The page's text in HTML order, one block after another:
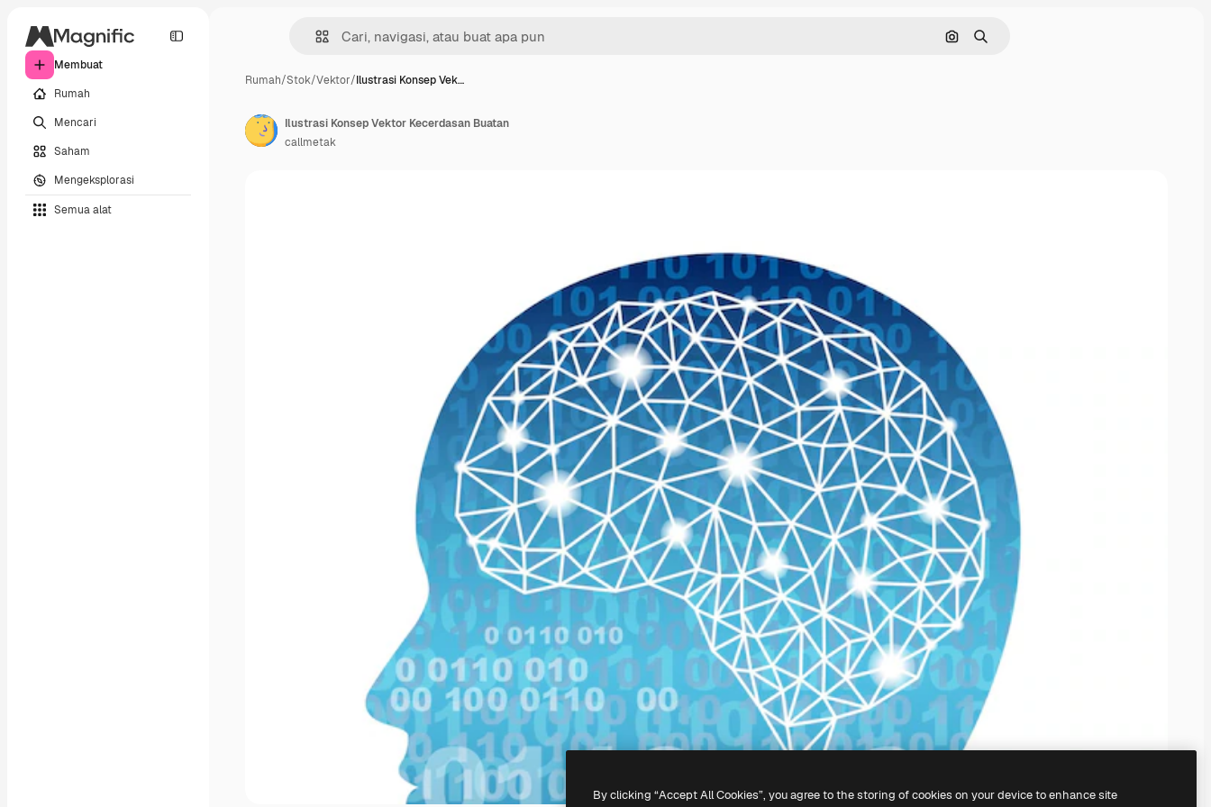
Membuat
Rumah
Mencari
Saham
Mengeksplorasi
Semua alat
Pencarian berdasarkan gambar
Mencari
Rumah/Stok/Vektor/Ilustrasi Konsep Vek…
Ilustrasi Konsep Vektor Kecerdasan Buatan
callmetak
By clicking “Accept All Cookies”, you agree to the storing of cookies on your device to enhance site